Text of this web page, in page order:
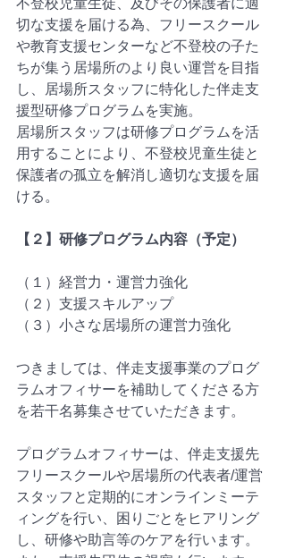
不登校児童生徒、及びその保護者に適
切な支援を届ける為、フリースクール
や教育支援センターなど不登校の子た
ちが集う居場所のより良い運営を目指
し、居場所スタッフに特化した伴走支
援型研修プログラムを実施。
居場所スタッフは研修プログラムを活
用することにより、不登校児童生徒と
保護者の孤立を解消し適切な支援を届
ける。
【２】研修プログラム内容（予定）
（１）経営力・運営力強化
（２）支援スキルアップ
（３）小さな居場所の運営力強化
つきましては、伴走支援事業のプログ
ラムオフィサーを補助してくださる方
を若干名募集させていただきます。
プログラムオフィサーは、伴走支援先
フリースクールや居場所の代表者/運営
スタッフと定期的にオンラインミーテ
ィングを行い、困りごとをヒアリング
し、研修や助言等のケアを行います。